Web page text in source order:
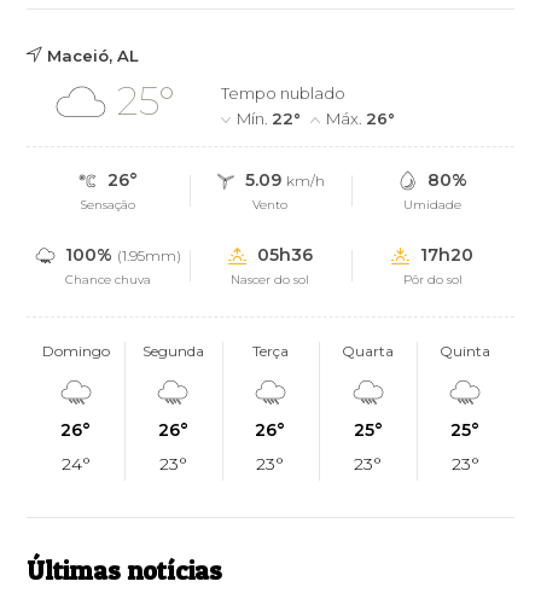
Maceió, AL
25°
Tempo nublado
Mín. 22° Máx. 26°
26°
Sensação
5.09 km/h
Vento
80%
Umidade
100% (1.95mm)
Chance chuva
05h36
Nascer do sol
17h20
Pôr do sol
Domingo
26°
24°
Segunda
26°
23°
Terça
26°
23°
Quarta
25°
23°
Quinta
25°
23°
Últimas notícias